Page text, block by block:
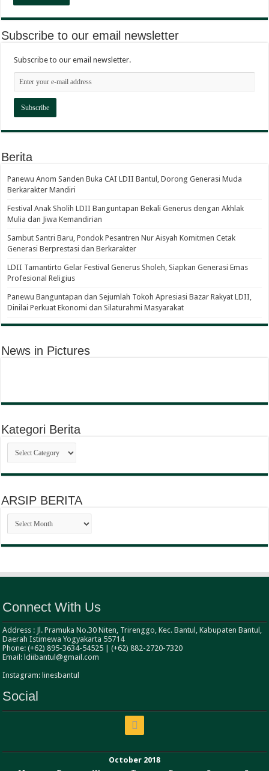
Subscribe to our email newsletter
Subscribe to our email newsletter.
Berita
Panewu Anom Sanden Buka CAI LDII Bantul, Dorong Generasi Muda
Berkarakter Mandiri
Festival Anak Sholih LDII Banguntapan Bekali Generus dengan Akhlak
Mulia dan Jiwa Kemandirian
Sambut Santri Baru, Pondok Pesantren Nur Aisyah Komitmen Cetak
Generasi Berprestasi dan Berkarakter
LDII Tamantirto Gelar Festival Generus Sholeh, Siapkan Generasi Emas
Profesional Religius
Panewu Banguntapan dan Sejumlah Tokoh Apresiasi Bazar Rakyat LDII,
Dinilai Perkuat Ekonomi dan Silaturahmi Masyarakat
News in Pictures
Kategori Berita
Kategori
Berita
ARSIP BERITA
ARSIP
BERITA
Connect With Us
Address : Jl. Pramuka No.30 Niten, Trirenggo, Kec. Bantul, Kabupaten Bantul,
Daerah Istimewa Yogyakarta 55714
Phone: (+62) 895-3634-54525 | (+62) 882-2720-7320
Email: ldiibantul@gmail.com
Instagram: linesbantul
Social
October 2018